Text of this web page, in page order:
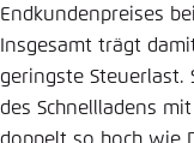
Endkundenpreises
Insgesamt trägt
geringste
des Schnellladens